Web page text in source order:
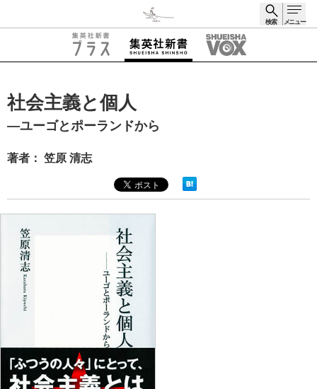
検索 メニュー
社会主義と個人
―ユーゴとポーランドから
著者： 笠原 清志